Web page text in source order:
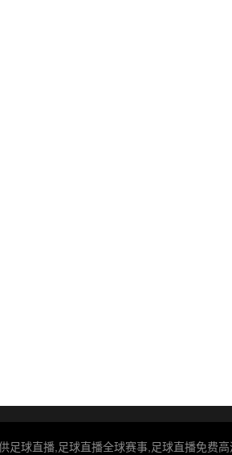
足球直播,足球直播全球赛事,足球直播免费